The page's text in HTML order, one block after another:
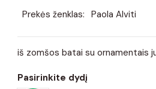
Prekės ženklas: Paola Alviti
iš zomšos batai su ornamentais
Pasirinkite dydį